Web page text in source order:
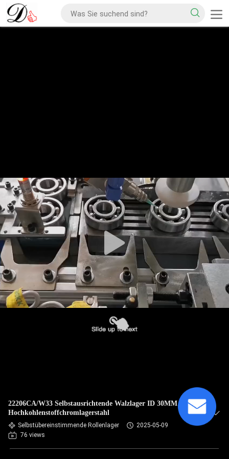
22206CA/W33 Selbstausrichtende Walzlager ID 30MM
Hochkohlenstoffchromlagerstahl
Selbstübereinstimmende Rollenlager
2025-05-09
76 views